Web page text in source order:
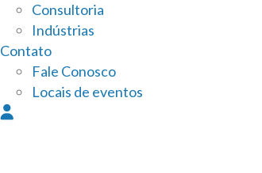
Consultoria
Indústrias
Contato
Fale Conosco
Locais de eventos